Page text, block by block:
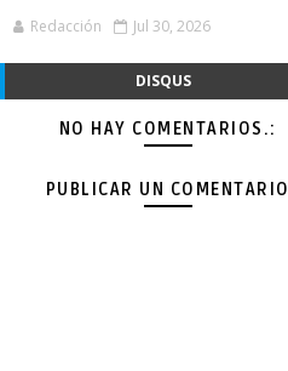
Redacción Jul 30, 2026
DISQUS
NO HAY COMENTARIOS.:
PUBLICAR UN COMENTARIO